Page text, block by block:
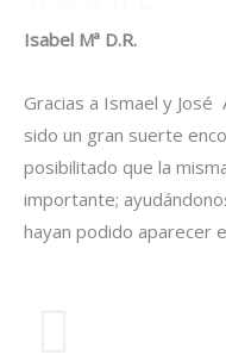
Isabel Mª D.R.
Gracias a Ismael y José
sido un gran suerte
posibilitado que la
importante;
hayan podido aparecer